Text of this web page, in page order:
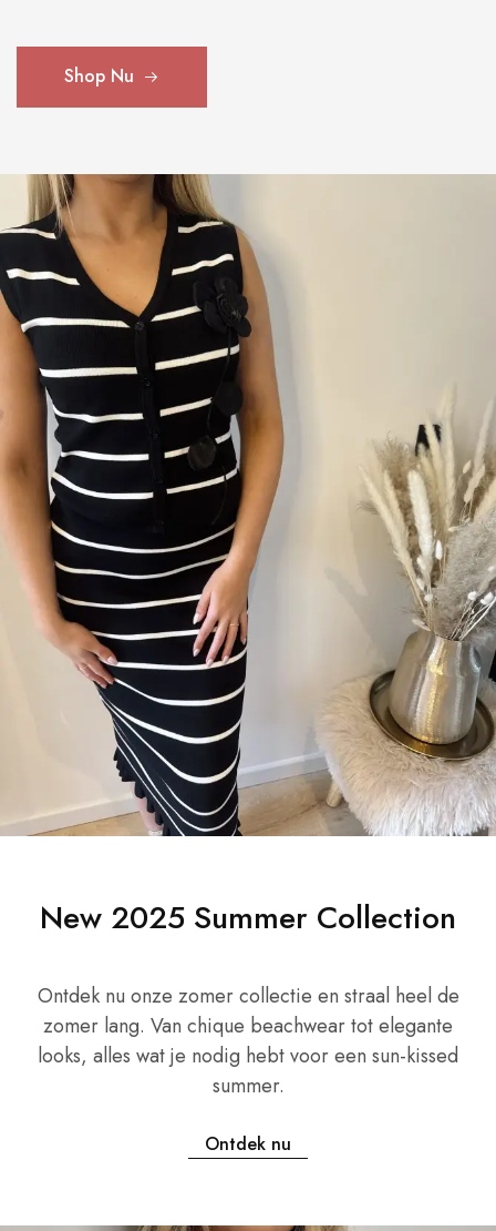
Shop Nu
New 2025 Summer Collection
Ontdek nu onze zomer collectie en straal heel de
zomer lang. Van chique beachwear tot elegante
looks, alles wat je nodig hebt voor een sun-kissed
summer.
Ontdek nu